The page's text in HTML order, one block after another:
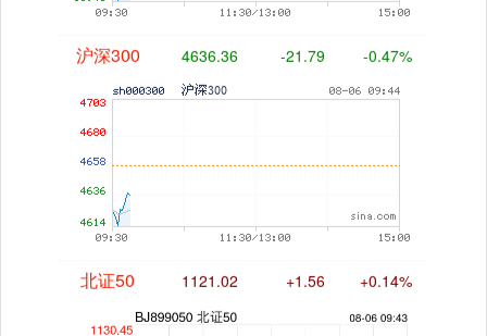
沪深300 4636.36 -21.79 -0.47%
北证50 1121.02 +1.56 +0.14%